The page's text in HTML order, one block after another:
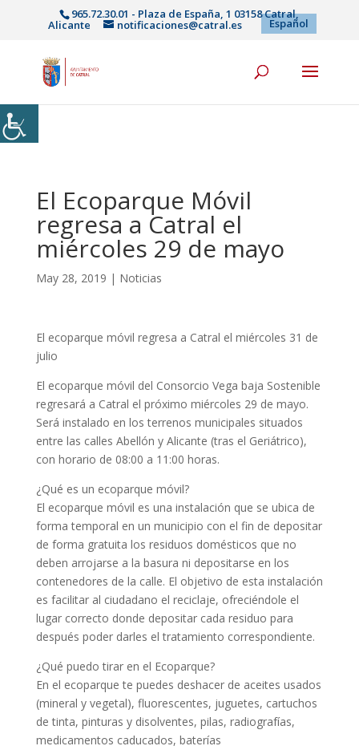
965.72.30.01 - Plaza de España, 1 03158 Catral,
Alicante notificaciones@catral.es Español
El Ecoparque Móvil
regresa a Catral el
miércoles 29 de mayo
May 28, 2019 | Noticias
El ecoparque móvil regresa a Catral el miércoles 31 de
julio
El ecoparque móvil del Consorcio Vega baja Sostenible
regresará a Catral el próximo miércoles 29 de mayo.
Será instalado en los terrenos municipales situados
entre las calles Abellón y Alicante (tras el Geriátrico),
con horario de 08:00 a 11:00 horas.
¿Qué es un ecoparque móvil?
El ecoparque móvil es una instalación que se ubica de
forma temporal en un municipio con el fin de depositar
de forma gratuita los residuos domésticos que no
deben arrojarse a la basura ni depositarse en los
contenedores de la calle. El objetivo de esta instalación
es facilitar al ciudadano el reciclaje, ofreciéndole el
lugar correcto donde depositar cada residuo para
después poder darles el tratamiento correspondiente.
¿Qué puedo tirar en el Ecoparque?
En el ecoparque te puedes deshacer de aceites usados
(mineral y vegetal), fluorescentes, juguetes, cartuchos
de tinta, pinturas y disolventes, pilas, radiografías,
medicamentos caducados, baterías